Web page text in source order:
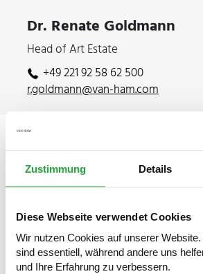
Zustimmung Details
Diese Webseite verwendet Cookies
Wir nutzen Cookies auf unserer
sind essentiell, während andere uns
und Ihre Erfahrung zu verbessern.
Dr. Renate Goldmann
Head of Art Estate
+49 221 92 58 62 500
r.goldmann@van-ham.com